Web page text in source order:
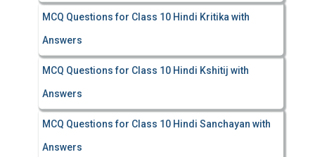
MCQ Questions for Class 10 Hindi Kritika with
Answers
MCQ Questions for Class 10 Hindi Kshitij with
Answers
MCQ Questions for Class 10 Hindi Sanchayan with
Answers